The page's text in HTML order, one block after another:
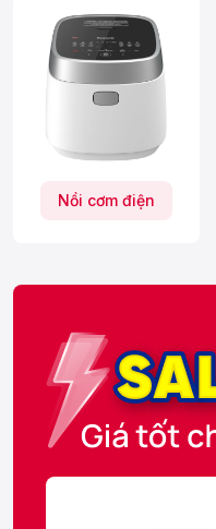
Nồi cơm điện